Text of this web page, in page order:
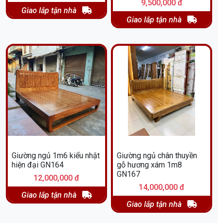
ngủ đẹp mà còn là một tác phẩm nghệ thuật, góp phần nâng
cao giá trị không gian sống của bạn. Hãy đến và trải nghiệm
Giao lắp tận nhà
9,500,000 đ
Giao lắp tận nhà
Giường ngủ 1m6 kiểu nhật
hiện đại GN164
12,000,000 đ
Giao lắp tận nhà
Giường ngủ chân thuyền
gỗ hương xám 1m8
GN167
14,000,000 đ
Giao lắp tận nhà